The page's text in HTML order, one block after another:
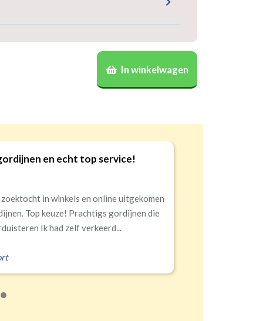
Roede
verduisterend
Banaanvormig
Geef door welk gordijn voor welke
dat dan op de verpakking
In winkelwagen
en echt top service!
zoektocht in winkels en online uitgekomen
Top keuze! Prachtigs gordijnen die
Ik had zelf verkeerd...